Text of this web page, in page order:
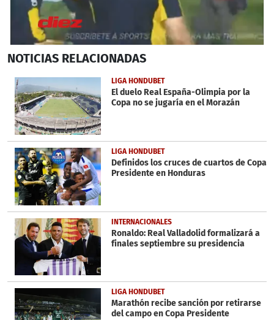
seconds
3
minutes,
33
seconds
NOTICIAS RELACIONADAS
LIGA HONDUBET
El duelo Real España-Olimpia por la
Copa no se jugaría en el Morazán
LIGA HONDUBET
Definidos los cruces de cuartos de Copa
Presidente en Honduras
INTERNACIONALES
Ronaldo: Real Valladolid formalizará a
finales septiembre su presidencia
LIGA HONDUBET
Marathón recibe sanción por retirarse
del campo en Copa Presidente